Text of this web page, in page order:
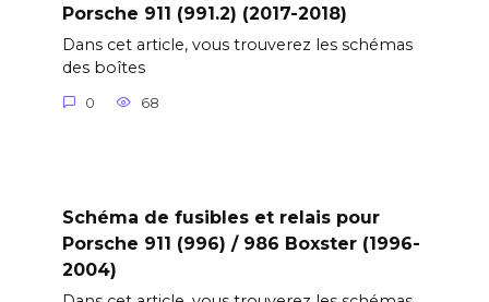
Porsche 911 (991.2) (2017-2018)
Dans cet article, vous trouverez les schémas
des boîtes
0 68
Schéma de fusibles et relais pour
Porsche 911 (996) / 986 Boxster (1996-
2004)